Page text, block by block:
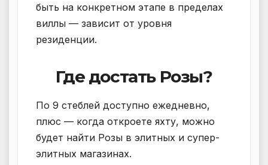
быть на конкретном этапе в пределах
виллы — зависит от уровня
резиденции.
Где достать Розы?
По 9 стеблей доступно ежедневно,
плюс — когда откроете яхту, можно
будет найти Розы в элитных и супер-
элитных магазинах.